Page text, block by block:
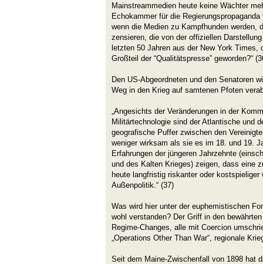
Mainstreammedien heute keine Wächter
Echokammer für die
wenn die Medien zu Kampfhunden werden,
zensieren, die von der offiziellen
letzten 50 Jahren aus der New York Times,
Großteil der “Qualitätspresse” geworden?“
Den US-Abgeordneten und den Senatoren
Weg in den Krieg auf samtenen Pfoten
„Angesichts der Veränderungen in der
Militärtechnologie sind der Atlantische und
geografische Puffer zwischen den
weniger wirksam als sie es im 18. und 19.
Erfahrungen der jüngeren Jahrzehnte
und des Kalten Krieges) zeigen, dass eine
heute langfristig riskanter oder kostspieliger
Außenpolitik.“ (37)
Was wird hier unter der euphemistischen
wohl verstanden? Der Griff in den
Regime-Changes, alle mit Coercion
„Operations Other Than War“, regionale
Seit dem Maine-Zwischenfall von 1898 hat